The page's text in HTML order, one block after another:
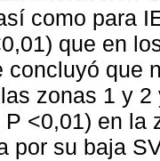
como para
que en
concluyó que
zonas 1 y
P <0,01) en la
por su baja